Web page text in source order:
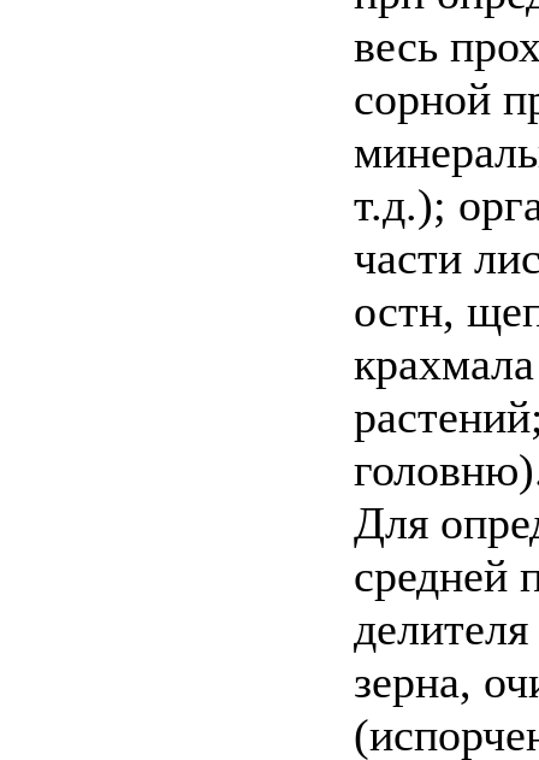
весь
сорной
т.д.);
части
остн,
Для
средней
зерна,